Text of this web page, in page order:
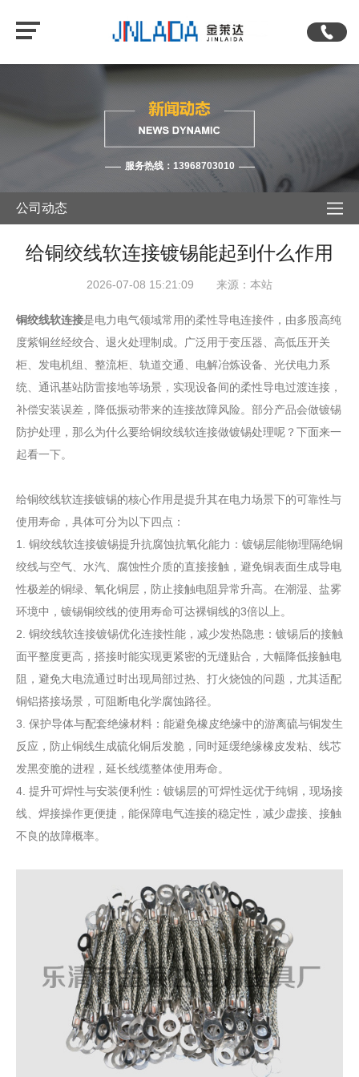
服务热线：13968703010
公司动态
给铜绞线软连接镀锡能起到什么作用
2026-07-08 15:21:09 来源：本站
铜绞线软连接是电力电气领域常用的柔性导电连接件，由多股高纯
度紫铜丝经绞合、退火处理制成。广泛用于变压器、高低压开关
柜、发电机组、整流柜、轨道交通、电解冶炼设备、光伏电力系
统、通讯基站防雷接地等场景，实现设备间的柔性导电过渡连接，
补偿安装误差，降低振动带来的连接故障风险。部分产品会做镀锡
防护处理，那么为什么要给铜绞线软连接做镀锡处理呢？下面来一
起看一下。
给铜绞线软连接镀锡的核心作用是提升其在电力场景下的可靠性与
使用寿命，具体可分为以下四点：
1‌. 铜绞线软连接镀锡提升抗腐蚀抗氧化能力‌：镀锡层能物理隔绝铜
绞线与空气、水汽、腐蚀性介质的直接接触，避免铜表面生成导电
性极差的铜绿、氧化铜层，防止接触电阻异常升高。在潮湿、盐雾
环境中，镀锡铜绞线的使用寿命可达裸铜线的3倍以上。
‌2. 铜绞线软连接镀锡优化连接性能，减少发热隐患‌：镀锡后的接触
面平整度更高，搭接时能实现更紧密的无缝贴合，大幅降低接触电
阻，避免大电流通过时出现局部过热、打火烧蚀的问题，尤其适配
铜铝搭接场景，可阻断电化学腐蚀路径。
3‌. 保护导体与配套绝缘材料‌：能避免橡皮绝缘中的游离硫与铜发生
反应，防止铜线生成硫化铜后发脆，同时延缓绝缘橡皮发粘、线芯
发黑变脆的进程，延长线缆整体使用寿命。
‌4. 提升可焊性与安装便利性‌：镀锡层的可焊性远优于纯铜，现场接
线、焊接操作更便捷，能保障电气连接的稳定性，减少虚接、接触
不良的故障概率。